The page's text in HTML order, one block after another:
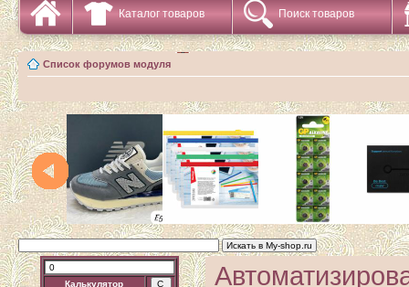
Каталог товаров Поиск товаров
Список форумов модуля
Калькулятор